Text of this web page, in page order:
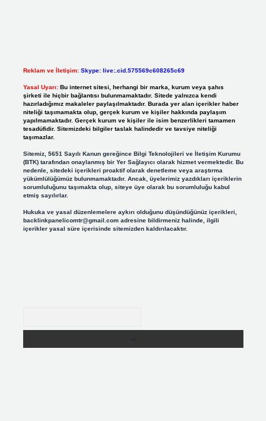
Reklam ve İletişim: Skype: live:.cid.575569c608265c69
Yasal Uyarı: Bu internet sitesi, herhangi bir marka, kurum veya şahıs
şirketi ile hiçbir bağlantısı bulunmamaktadır. Sitede yalnızca kendi
hazırladığımız makaleler paylaşılmaktadır. Burada yer alan içerikler haber
niteliği taşımamakta olup, gerçek kurum ve kişiler hakkında paylaşım
yapılmamaktadır. Gerçek kurum ve kişiler ile isim benzerlikleri tamamen
tesadüfidir. Sitemizdeki bilgiler taslak halindedir ve tavsiye niteliği
taşımazlar.
Sitemiz, 5651 Sayılı Kanun gereğince Bilgi Teknolojileri ve İletişim Kurumu
(BTK) tarafından onaylanmış bir Yer Sağlayıcı olarak hizmet vermektedir. Bu
nedenle, sitedeki içerikleri proaktif olarak denetleme veya araştırma
yükümlülüğümüz bulunmamaktadır. Ancak, üyelerimiz yazdıkları içeriklerin
sorumluluğunu taşımakta olup, siteye üye olarak bu sorumluluğu kabul
etmiş sayılırlar.
Hukuka ve yasal düzenlemelere aykırı olduğunu düşündüğünüz içerikleri,
backlinkpanelicomtr@gmail.comadresine bildirmeniz halinde, ilgili
içerikler yasal süre içerisinde sitemizden kaldırılacaktır.